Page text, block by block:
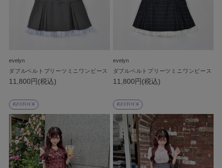
evelyn
ダブルベルトプリーツミニワンピース
11,800円(税込)
evelyn
ダブルベルトプリーツミニワンピース
11,800円(税込)
RESTOCK RESTOCK